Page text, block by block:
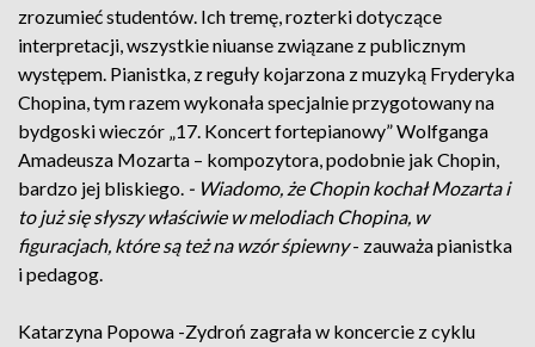
zrozumieć studentów. Ich tremę, rozterki dotyczące
interpretacji, wszystkie niuanse związane z publicznym
występem. Pianistka, z reguły kojarzona z muzyką Fryderyka
Chopina, tym razem wykonała specjalnie przygotowany na
bydgoski wieczór „17. Koncert fortepianowy” Wolfganga
Amadeusza Mozarta – kompozytora, podobnie jak Chopin,
bardzo jej bliskiego. - Wiadomo, że Chopin kochał Mozarta i
to już się słyszy właściwie w melodiach Chopina, w
figuracjach, które są też na wzór śpiewny- zauważa pianistka
i pedagog.
Katarzyna Popowa -Zydroń zagrała w koncercie z cyklu